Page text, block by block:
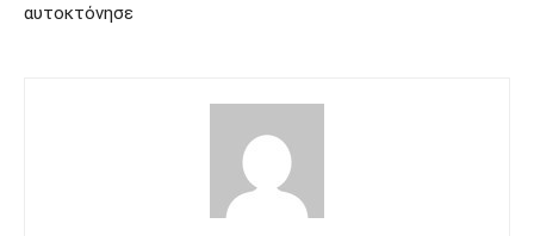
αυτοκτόνησε